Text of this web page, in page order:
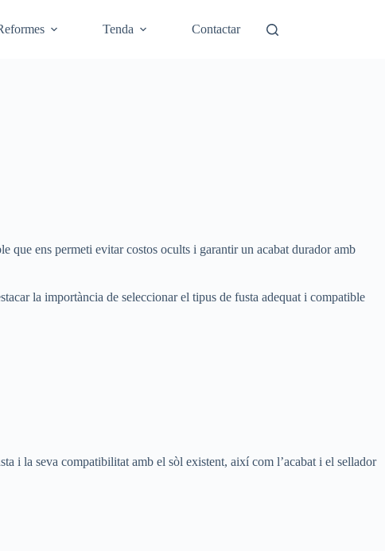
Tenda Contactar
que ens permeti evitar costos ocults i garantir un acabat durador amb
la importància de seleccionar el tipus de fusta adequat i compatible
i la seva compatibilitat amb el sòl existent, així com l’acabat i el sellador